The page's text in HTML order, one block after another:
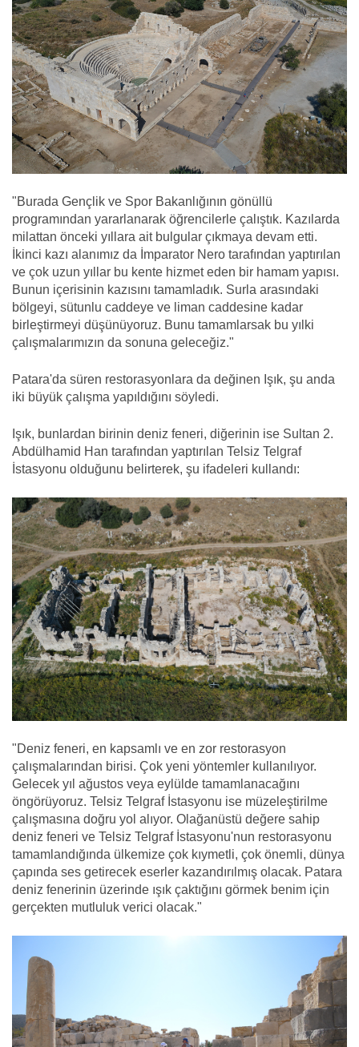
"Burada Gençlik ve Spor Bakanlığının gönüllü
programından yararlanarak öğrencilerle çalıştık. Kazılarda
milattan önceki yıllara ait bulgular çıkmaya devam etti.
İkinci kazı alanımız da İmparator Nero tarafından yaptırılan
ve çok uzun yıllar bu kente hizmet eden bir hamam yapısı.
Bunun içerisinin kazısını tamamladık. Surla arasındaki
bölgeyi, sütunlu caddeye ve liman caddesine kadar
birleştirmeyi düşünüyoruz. Bunu tamamlarsak bu yılki
çalışmalarımızın da sonuna geleceğiz."
Patara'da süren restorasyonlara da değinen Işık, şu anda
iki büyük çalışma yapıldığını söyledi.
Işık, bunlardan birinin deniz feneri, diğerinin ise Sultan 2.
Abdülhamid Han tarafından yaptırılan Telsiz Telgraf
İstasyonu olduğunu belirterek, şu ifadeleri kullandı:
"Deniz feneri, en kapsamlı ve en zor restorasyon
çalışmalarından birisi. Çok yeni yöntemler kullanılıyor.
Gelecek yıl ağustos veya eylülde tamamlanacağını
öngörüyoruz. Telsiz Telgraf İstasyonu ise müzeleştirilme
çalışmasına doğru yol alıyor. Olağanüstü değere sahip
deniz feneri ve Telsiz Telgraf İstasyonu'nun restorasyonu
tamamlandığında ülkemize çok kıymetli, çok önemli, dünya
çapında ses getirecek eserler kazandırılmış olacak. Patara
deniz fenerinin üzerinde ışık çaktığını görmek benim için
gerçekten mutluluk verici olacak."